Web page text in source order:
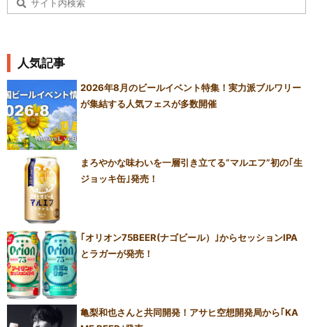
人気記事
2026年8月のビールイベント特集！実力派ブルワリー
が集結する人気フェスが多数開催
まろやかな味わいを一層引き立てる“マルエフ”初の｢生
ジョッキ缶｣発売！
｢オリオン75BEER(ナゴビール）｣からセッションIPA
とラガーが発売！
亀梨和也さんと共同開発！アサヒ空想開発局から｢KA